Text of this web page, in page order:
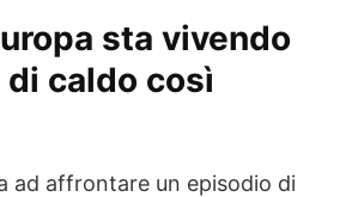
sta vivendo
di caldo così
ad affrontare un episodio di